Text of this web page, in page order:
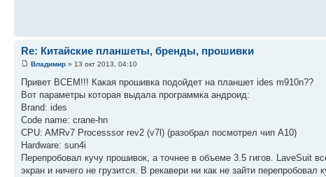
Re: Китайские планшеты, бренды, прошивки
Владимир » 13 окт 2013, 04:10
Привет ВСЕМ!!! Какая прошивка подойдет на планшет ides m910n??
Вот параметры которая выдала программка андроид:
Brand: ides
Code name: crane-hn
CPU: AMRv7 Processsor rev2 (v7l) (разобрал посмотрел чип А10)
Hardware: sun4i
Перепробовал кучу прошивок, а точнее в объеме 3.5 гигов. LaveSuit
экран и ничего не грузится. В рекавери ни как не зайти